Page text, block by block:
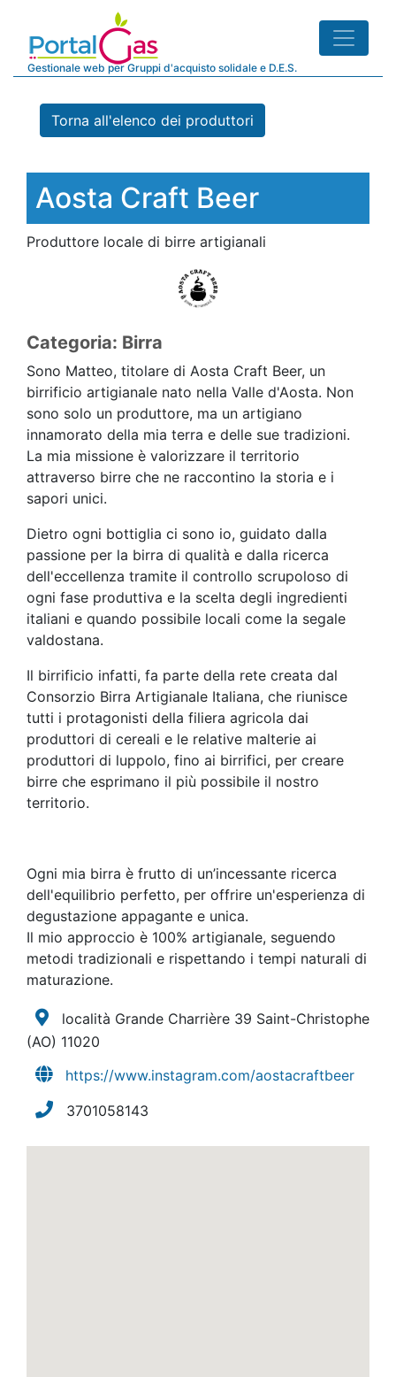
Gestionale web per Gruppi d'acquisto solidale e D.E.S.
Torna all'elenco dei produttori
Aosta Craft Beer
Produttore locale di birre artigianali
Categoria: Birra
Sono Matteo, titolare di Aosta Craft Beer, un
birrificio artigianale nato nella Valle d'Aosta. Non
sono solo un produttore, ma un artigiano
innamorato della mia terra e delle sue tradizioni.
La mia missione è valorizzare il territorio
attraverso birre che ne raccontino la storia e i
sapori unici.
Dietro ogni bottiglia ci sono io, guidato dalla
passione per la birra di qualità e dalla ricerca
dell'eccellenza tramite il controllo scrupoloso di
ogni fase produttiva e la scelta degli ingredienti
italiani e quando possibile locali come la segale
valdostana.
Il birrificio infatti, fa parte della rete creata dal
Consorzio Birra Artigianale Italiana, che riunisce
tutti i protagonisti della filiera agricola dai
produttori di cereali e le relative malterie ai
produttori di luppolo, fino ai birrifici, per creare
birre che esprimano il più possibile il nostro
territorio.
Ogni mia birra è frutto di un’incessante ricerca
dell'equilibrio perfetto, per offrire un'esperienza di
degustazione appagante e unica.
Il mio approccio è 100% artigianale, seguendo
metodi tradizionali e rispettando i tempi naturali di
maturazione.
località Grande Charrière 39 Saint-Christophe
(AO) 11020
https://www.instagram.com/aostacraftbeer
3701058143